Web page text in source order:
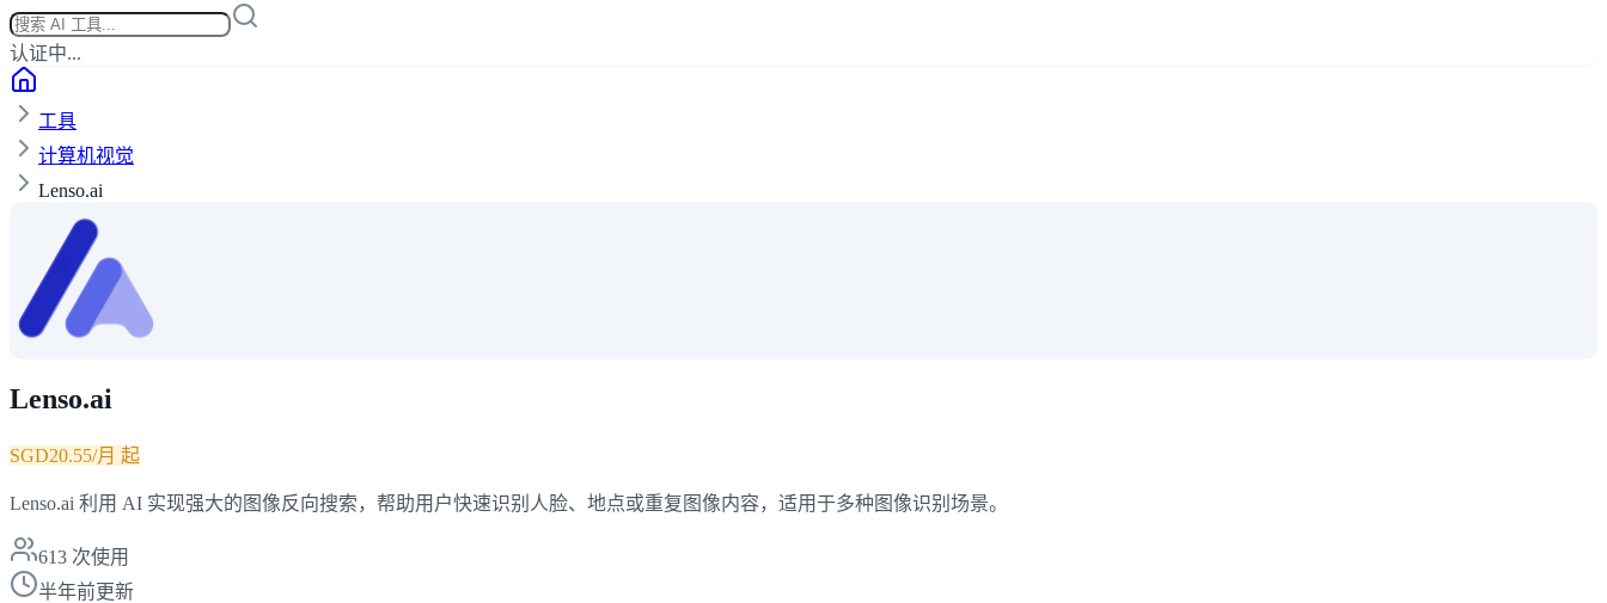
认证中...
工具
计算机视觉
Lenso.ai
Lenso.ai
SGD20.55/月 起
Lenso.ai 利用 AI 实现强大的图像反向搜索，帮助用户快速识别人脸、地点或重复图像内容，适用于多种图像识别场景。
613 次使用
半年前更新